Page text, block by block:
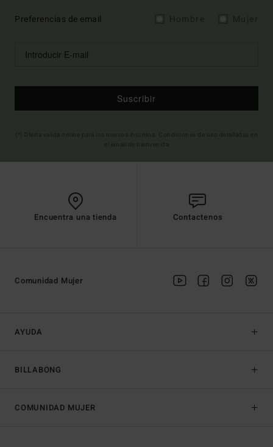
Preferencias de email
Suscribir
Encuentra una tienda Contactenos
AYUDA
BILLABONG
Comunidad Mujer
COMUNIDAD MUJER